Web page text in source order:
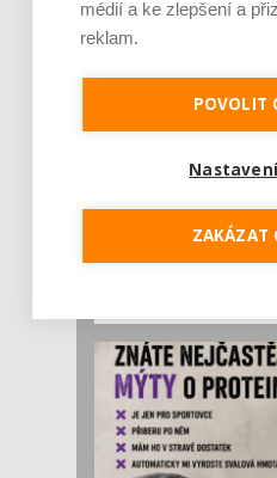
Léto je ideálním
médií a ke zlepšení a
reklam.
POVOLIT
ZAKÁZAT